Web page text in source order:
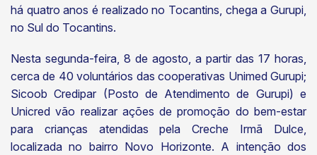
há quatro anos é realizado no Tocantins, chega a Gurupi,
no Sul do Tocantins.
Nesta segunda-feira, 8 de agosto, a partir das 17 horas,
cerca de 40 voluntários das cooperativas Unimed Gurupi;
Sicoob Credipar (Posto de Atendimento de Gurupi) e
Unicred vão realizar ações de promoção do bem-estar
para crianças atendidas pela Creche Irmã Dulce,
localizada no bairro Novo Horizonte. A intenção dos